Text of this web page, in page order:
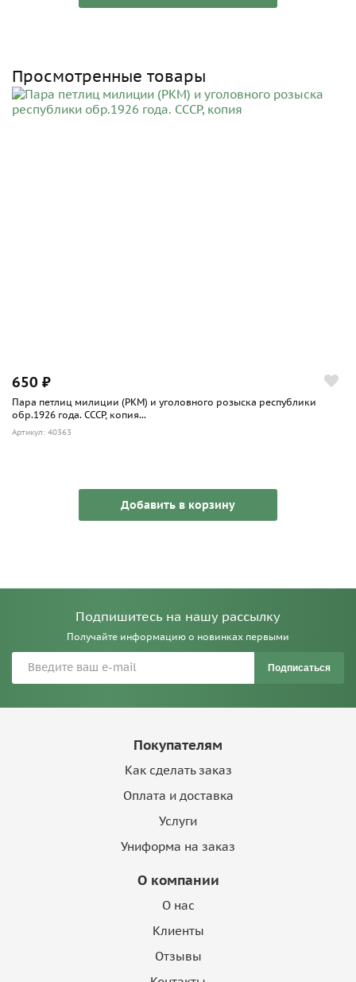
Просмотренные товары
650 ₽
Пара петлиц милиции (РКМ) и уголовного розыска республики
обр.1926 года. СССР, копия...
Артикул: 40363
Добавить в корзину
Подпишитесь на нашу рассылку
Получайте информацию о новинках первыми
Подписаться
Покупателям
Как сделать заказ
Оплата и доставка
Услуги
Униформа на заказ
О компании
О нас
Клиенты
Отзывы